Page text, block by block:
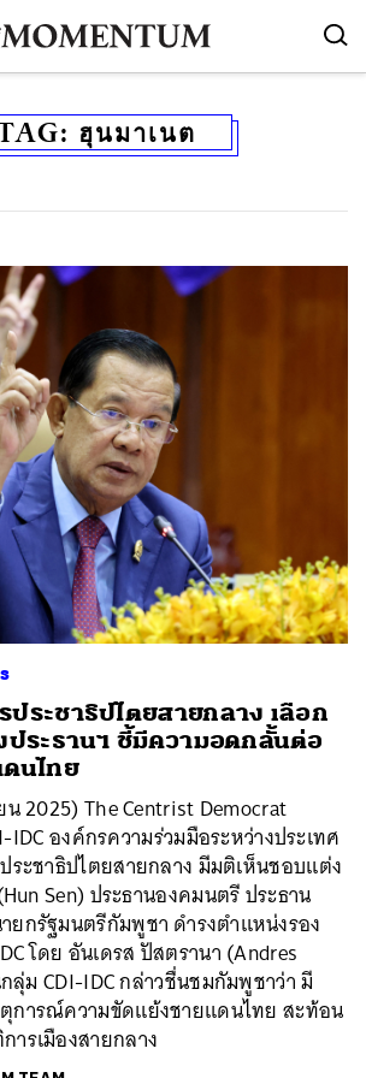
ฮุนมาเนต
ระชาธิปไตยสายกลาง เลือก
ประธานฯ ชี้มีความอดกลั้นต่อ
นไทย
2025) The Centrist Democrat
องค์กรความร่วมมือระหว่างประเทศ
ระชาธิปไตยสายกลาง มีมติเห็นชอบแต่ง
Sen) ประธานองคมนตรี ประธาน
กรัฐมนตรีกัมพูชา ดำรงตำแหน่งรอง
โดย อันเดรส ปัสตรานา (Andres
ลุ่ม CDI-IDC กล่าวชื่นชมกัมพูชาว่า มี
การณ์ความขัดแย้งชายแดนไทย สะท้อน
รเมืองสายกลาง
TWEET LINE EMAIL